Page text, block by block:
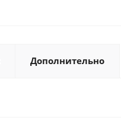
Дополнительно